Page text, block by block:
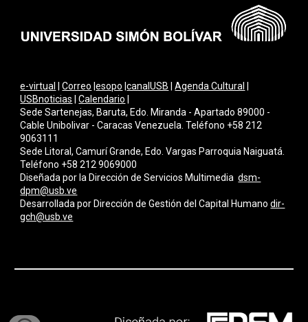
e-virtual |Correo |esopo |canalUSB |Agenda Cultural
USBnoticias |Calendario
Sede Sartenejas, Baruta, Edo. Miranda - Apartado 89000 -
Cable Unibolivar - Caracas Venezuela. Teléfono +58 212
9063111
Sede Litoral, Camurí Grande, Edo. Vargas Parroquia Naiguatá.
Teléfono +58 212 9069000
Diseñada por la Dirección de Servicios Multimediadsm-
dpm@usb.ve
Desarrollada por Dirección de Gestión del Capital Humano dir-
gch@usb.ve